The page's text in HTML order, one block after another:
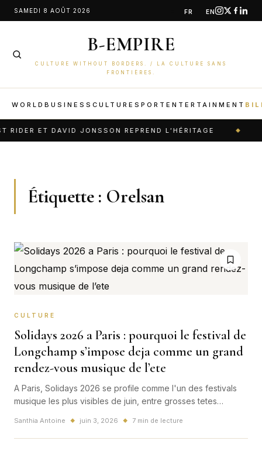
AllerSAMEDI 8 AOÛT 2026 FR EN
B-EMPIRE
CULTURE WITHOUT BORDERS. / LA CULTURE SANS
FRONTIÈRES.
WORLD BUSINESS CULTURE SPORT ENTERTAINMENT
ET DAVID JONSSON REPREND L’HÉRITAGE
Étiquette : Orelsan
CULTURE
Solidays 2026 a Paris : pourquoi le festival de
Longchamp s’impose deja comme un grand
rendez-vous musique de l’ete
A Paris, Solidays 2026 se profile comme l'un des festivals
musique les plus visibles de juin, entre grosses tetes
Santhia Antoine ◆ juin 3, 2026 ◆ 7 min de lecture